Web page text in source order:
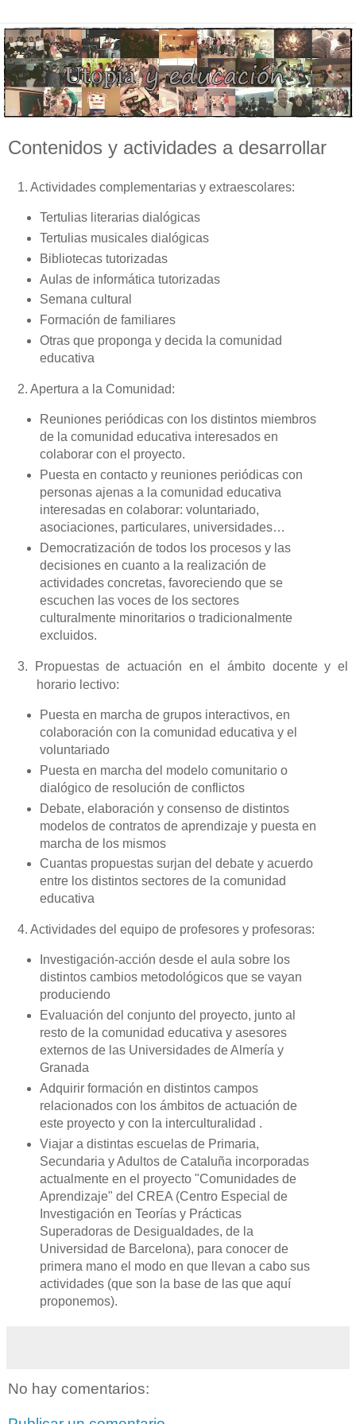
Contenidos y actividades a desarrollar
1. Actividades complementarias y extraescolares:
Tertulias literarias dialógicas
Tertulias musicales dialógicas
Bibliotecas tutorizadas
Aulas de informática tutorizadas
Semana cultural
Formación de familiares
Otras que proponga y decida la comunidad
educativa
2. Apertura a la Comunidad:
Reuniones periódicas con los distintos miembros
de la comunidad educativa interesados en
colaborar con el proyecto.
Puesta en contacto y reuniones periódicas con
personas ajenas a la comunidad educativa
interesadas en colaborar: voluntariado,
asociaciones, particulares, universidades…
Democratización de todos los procesos y las
decisiones en cuanto a la realización de
actividades concretas, favoreciendo que se
escuchen las voces de los sectores
culturalmente minoritarios o tradicionalmente
excluidos.
3. Propuestas de actuación en el ámbito docente y el
horario lectivo:
Puesta en marcha de grupos interactivos, en
colaboración con la comunidad educativa y el
voluntariado
Puesta en marcha del modelo comunitario o
dialógico de resolución de conflictos
Debate, elaboración y consenso de distintos
modelos de contratos de aprendizaje y puesta en
marcha de los mismos
Cuantas propuestas surjan del debate y acuerdo
entre los distintos sectores de la comunidad
educativa
4. Actividades del equipo de profesores y profesoras:
Investigación-acción desde el aula sobre los
distintos cambios metodológicos que se vayan
produciendo
Evaluación del conjunto del proyecto, junto al
resto de la comunidad educativa y asesores
externos de las Universidades de Almería y
Granada
Adquirir formación en distintos campos
relacionados con los ámbitos de actuación de
este proyecto y con la interculturalidad .
Viajar a distintas escuelas de Primaria,
Secundaria y Adultos de Cataluña incorporadas
actualmente en el proyecto "Comunidades de
Aprendizaje" del CREA (Centro Especial de
Investigación en Teorías y Prácticas
Superadoras de Desigualdades, de la
Universidad de Barcelona), para conocer de
primera mano el modo en que llevan a cabo sus
actividades (que son la base de las que aquí
proponemos).
No hay comentarios: